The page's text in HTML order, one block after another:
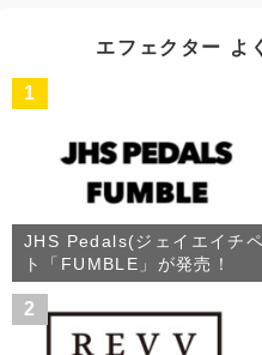
エフェクター よ
1
JHS Pedals(ジェイエイチ
ト「FUMBLE」が発売！
2